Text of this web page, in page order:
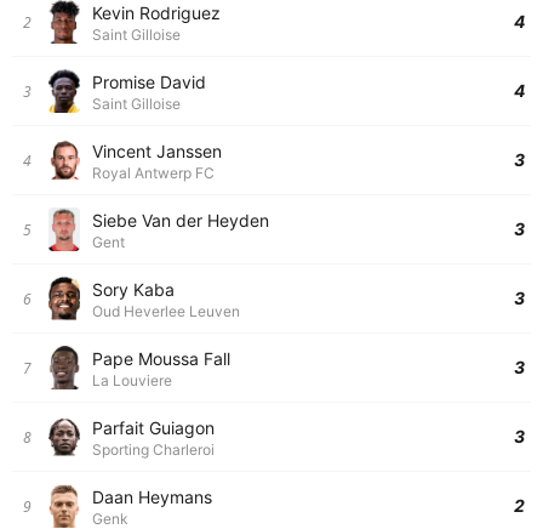
2 Kevin Rodriguez
Saint Gilloise
4
3 Promise David
Saint Gilloise
4
4 Vincent Janssen
Royal Antwerp FC
3
5 Siebe Van der Heyden
Gent
3
6 Sory Kaba
Oud Heverlee Leuven
3
7 Pape Moussa Fall
La Louviere
3
8 Parfait Guiagon
Sporting Charleroi
3
9 Daan Heymans
Genk
2